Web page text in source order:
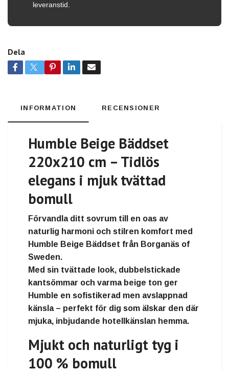
leveranstid.
Dela
INFORMATION RECENSIONER
Humble Beige Bäddset
220x210 cm – Tidlös
elegans i mjuk tvättad
bomull
Förvandla ditt sovrum till en oas av
naturlig harmoni och stilren komfort med
Humble Beige Bäddset från Borganäs of
Sweden.
Med sin tvättade look, dubbelstickade
kantsömmar och varma beige ton ger
Humble en sofistikerad men avslappnad
känsla – perfekt för dig som älskar den där
mjuka, inbjudande hotellkänslan hemma.
Mjukt och naturligt tyg i
100 % bomull